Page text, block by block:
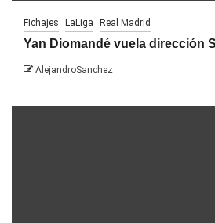
Fichajes LaLiga Real Madrid
Yan Diomandé vuela dirección
AlejandroSanchez